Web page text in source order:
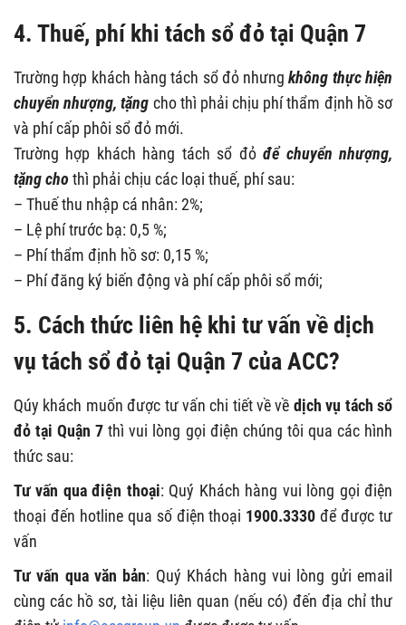
4. Thuế, phí khi tách sổ đỏ tại Quận 7
Trường hợp khách hàng tách sổ đỏ nhưng không thực hiện
chuyển nhượng, tặng cho thì phải chịu phí thẩm định hồ sơ
và phí cấp phôi sổ đỏ mới.
Trường hợp khách hàng tách sổ đỏđể chuyển nhượng,
tặng cho thì phải chịu các loại thuế, phí sau:
– Thuế thu nhập cá nhân: 2%;
– Lệ phí trước bạ: 0,5 %;
– Phí thẩm định hồ sơ: 0,15 %;
– Phí đăng ký biến động và phí cấp phôi sổ mới;
5. Cách thức liên hệ khi tư vấn về dịch
vụ tách sổ đỏ tại Quận 7 của ACC?
Qúy khách muốn được tư vấn chi tiết về về dịch vụ tách sổ
đỏ tạiQuận 7 thì vui lòng gọi điện chúng tôi qua các hình
thức sau:
Tư vấn qua điện thoại: Quý Khách hàng vui lòng gọi điện
thoại đến hotline qua số điện thoại 1900.3330 để được tư
vấn
Tư vấn qua văn bản: Quý Khách hàng vui lòng gửi email
cùng các hồ sơ, tài liệu liên quan (nếu có) đến địa chỉ thư